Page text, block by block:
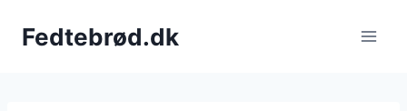
Fedtebrød.dk